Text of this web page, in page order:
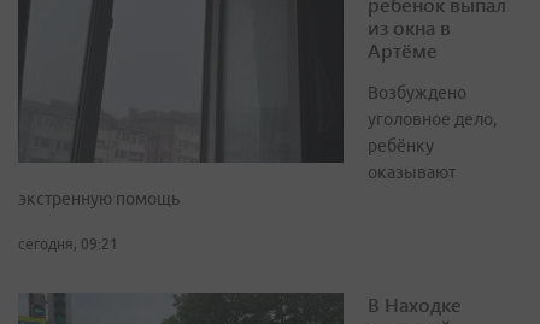
из окна в
Артёме
Возбуждено
уголовное дело,
ребёнку
оказывают
экстренную помощь
сегодня, 09:21
В Находке